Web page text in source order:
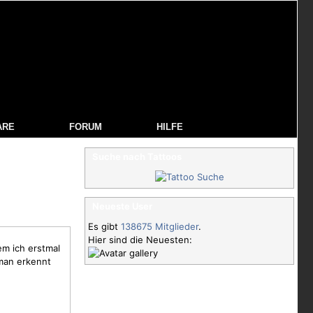
FORUM HILFE
ich erstmal
erkennt
Es gibt 138675 Mitglieder.
Hier sind die Neuesten: